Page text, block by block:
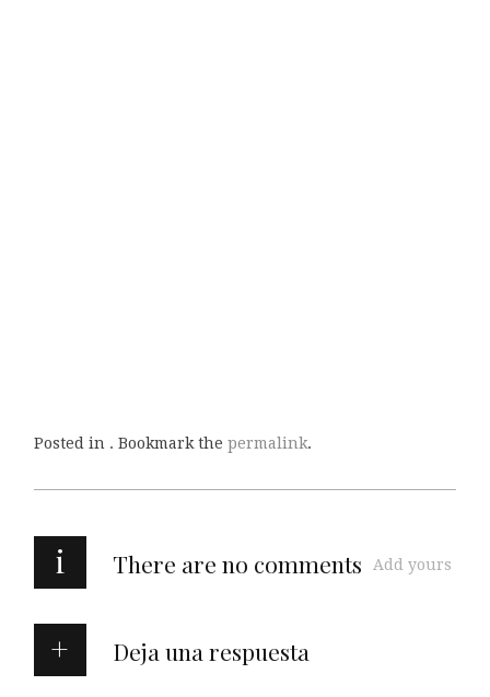
Posted in . Bookmark the permalink.
i There are no comments Add yours
Deja una respuesta